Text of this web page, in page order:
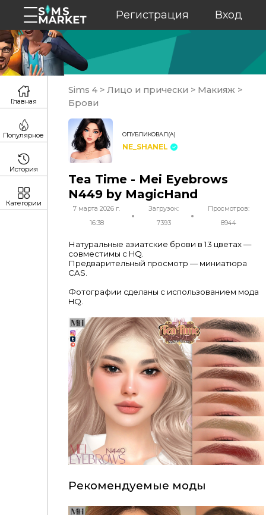
Регистрация Вход
Sims 4 > Лицо и прически > Макияж >
Брови
ОПУБЛИКОВАЛ(А)
NE_SHANEL
Tea Time - Mei Eyebrows
N449 by MagicHand
7 марта 2026 г.
16:38
Загрузок:
7393
Просмотров:
8944
Натуральные азиатские брови в 13 цветах —
совместимы с HQ.
Предварительный просмотр — миниатюра
CAS.
Фотографии сделаны с использованием мода
HQ.
Рекомендуемые моды
Главная
Популярное
История
Категории